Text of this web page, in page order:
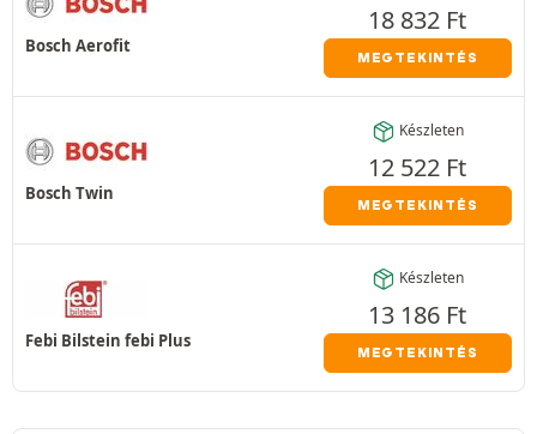
Bosch Aerofit
18 832 Ft
MEGTEKINTÉS
Bosch Twin
Készleten
12 522 Ft
MEGTEKINTÉS
Febi Bilstein febi Plus
Készleten
13 186 Ft
MEGTEKINTÉS